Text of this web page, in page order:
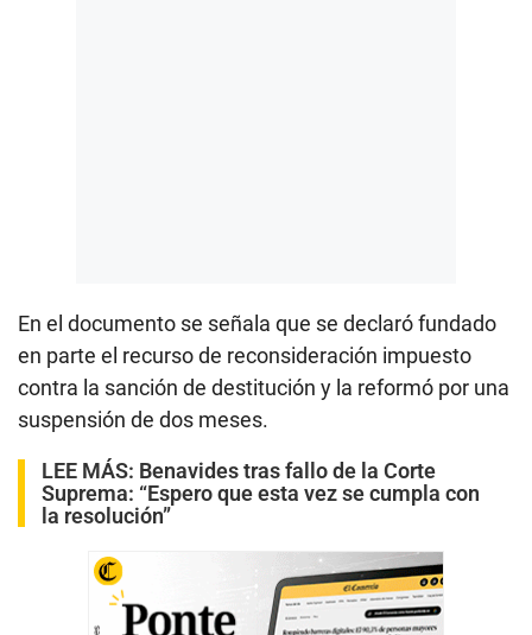
En el documento se señala que se declaró fundado
en parte el recurso de reconsideración impuesto
contra la sanción de destitución y la reformó por una
suspensión de dos meses.
LEE MÁS: Benavides tras fallo de la Corte
Suprema: “Espero que esta vez se cumpla con
la resolución”